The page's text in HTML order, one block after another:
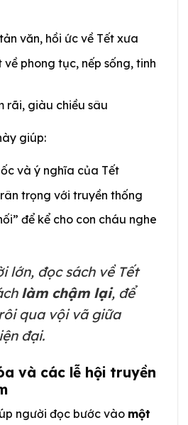
văn, hồi ức về Tết xưa
phong tục, nếp sống, tinh
rãi, giàu chiều sâu
giúp:
và ý nghĩa của Tết
trọng với truyền thống
để kể cho con cháu nghe
lớn, đọc sách về Tết
làm chậm lại, để
qua vội vã giữa
đại.
và các lễ hội truyền
người đọc bước vào một